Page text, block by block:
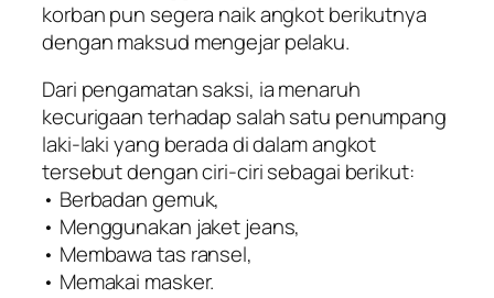
korban pun segera naik angkot berikutnya
dengan maksud mengejar pelaku.
Dari pengamatan saksi, ia menaruh
kecurigaan terhadap salah satu penumpang
laki-laki yang berada di dalam angkot
tersebut dengan ciri-ciri sebagai berikut:
• Berbadan gemuk,
• Menggunakan jaket jeans,
• Membawa tas ransel,
• Memakai masker.